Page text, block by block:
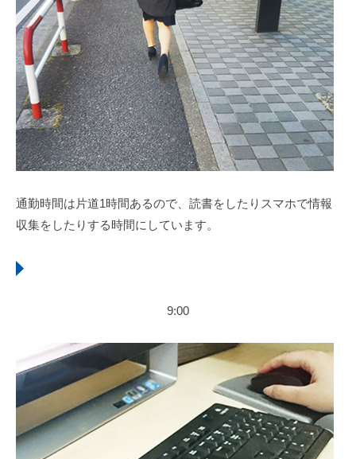
通勤時間は片道1時間あるので、読書をしたりスマホで情報
収集をしたりする時間にしています。
9:00